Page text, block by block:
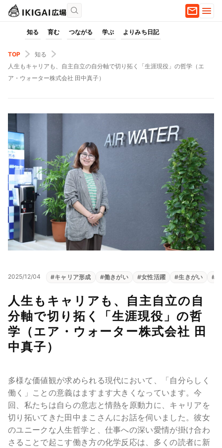
知る 育む つながる 学ぶ よりみち日記
TOP
知る
人生もキャリアも、自主自立の自分軸で切り拓く「生涯現役」の哲学（エ
ア・ウォーター株式会社 田中真子）
2025/12/04 #キャリア形成 #働きがい #女性活躍 #生きがい #
人生もキャリアも、自主自立の自
分軸で切り拓く「生涯現役」の哲
学（エア・ウォーター株式会社 田
中真子）
多様な価値観が求められる現代において、「自分らしく
働く」ことの意義はますます大きくなっています。今
回、私たちは自らの意志と情熱を原動力に、キャリアを
切り拓いてきた田中まこさんにお話を伺いました。彼女
のユニークな人生哲学と、仕事への深い愛情が掛け合わ
さることで起こす働き方の化学反応は、多くの読者に新